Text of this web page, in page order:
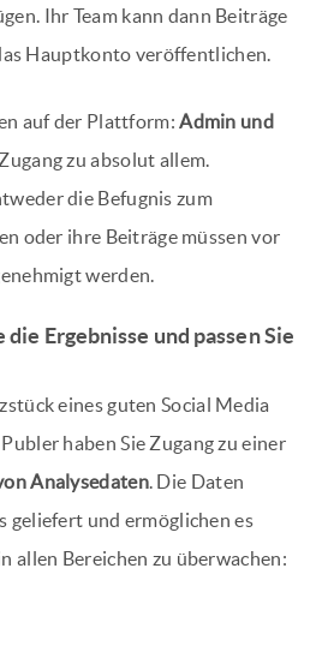
Ihr Team kann dann Beiträge
Hauptkonto veröffentlichen.
auf der Plattform:Admin und
zu absolut allem.
die Befugnis zum
oder ihre Beiträge müssen vor
werden.
Ergebnisse und passen Sie
eines guten Social Media
haben Sie Zugang zu einer
Analysedaten. Die Daten
geliefert und ermöglichen es
allen Bereichen zu überwachen: